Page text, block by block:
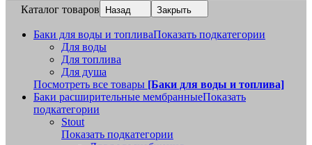
Каталог товаров Назад Закрыть
Баки для воды и топливаПоказать подкатегории
Для воды
Для топлива
Для душа
Посмотреть все товары [Баки для воды и топлива]
Баки расширительные мембранныеПоказать
подкатегории
Stout
Показать подкатегории